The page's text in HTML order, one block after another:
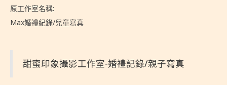
原工作室名稱:
Max婚禮紀錄/兒童寫真
甜蜜印象攝影工作室-婚禮記錄/親子寫真